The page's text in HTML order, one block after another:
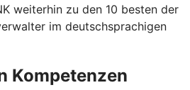
weiterhin zu den 10 besten der
im deutschsprachigen
Kompetenzen